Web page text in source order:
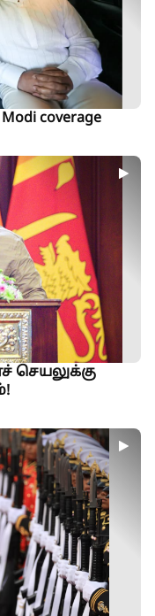
coverage
செயலுக்கு